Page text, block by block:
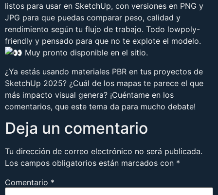
listos para usar en SketchUp, con versiones en PNG y
JPG para que puedas comparar peso, calidad y
rendimiento según tu flujo de trabajo. Todo lowpoly-
friendly y pensado para que no te explote el modelo.
Muy pronto disponible en el sitio.
¿Ya estás usando materiales PBR en tus proyectos de
SketchUp 2025? ¿Cuál de los mapas te parece el que
más impacto visual genera? ¡Cuéntame en los
comentarios, que este tema da para mucho debate!
Deja un comentario
Tu dirección de correo electrónico no será publicada.
Los campos obligatorios están marcados con *
Comentario *